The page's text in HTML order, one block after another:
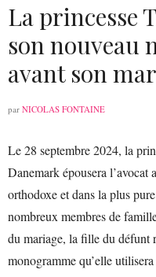
La princesse
son nouveau
avant son
par NICOLAS FONTAINE
Le 28 septembre 2024, la
Danemark épousera
orthodoxe et dans la plus
nombreux membres de
du mariage, la fille du
monogramme qu’elle